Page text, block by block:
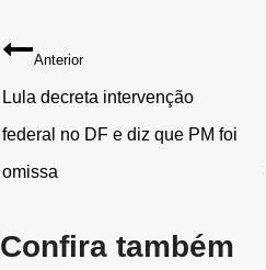
Navegação
de
Post
Anterior
Lula decreta intervenção
federal no DF e diz que PM foi
omissa
Confira também